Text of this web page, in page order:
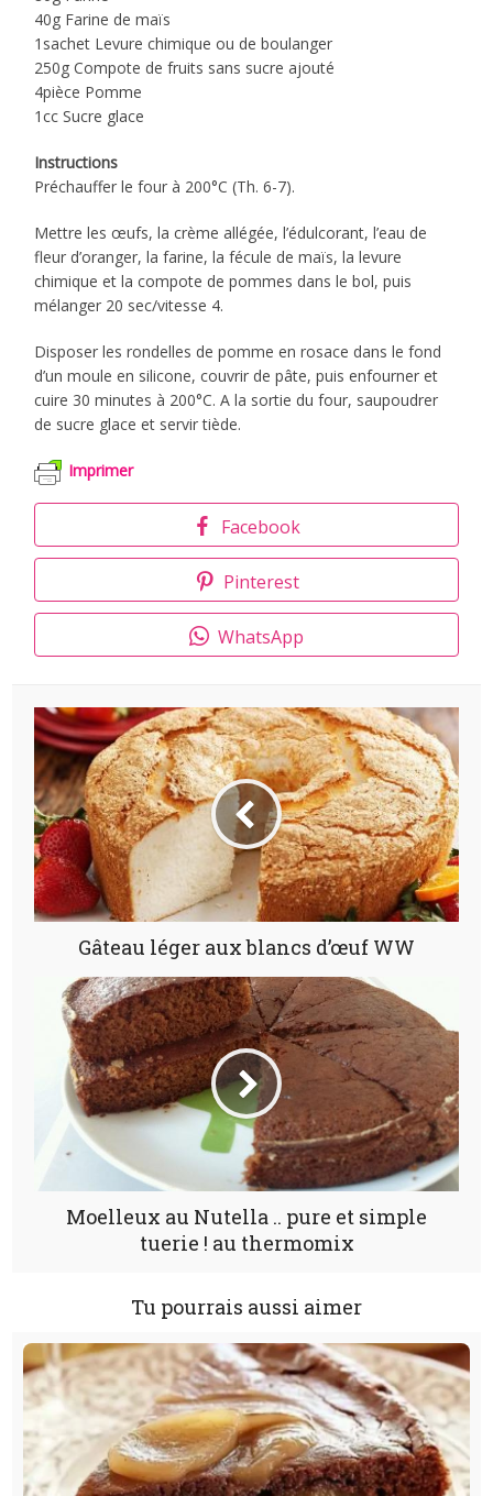
40g Farine de maïs
1sachet Levure chimique ou de boulanger
250g Compote de fruits sans sucre ajouté
4pièce Pomme
1cc Sucre glace
Instructions
Préchauffer le four à 200°C (Th. 6-7).
Mettre les œufs, la crème allégée, l’édulcorant, l’eau de
fleur d’oranger, la farine, la fécule de maïs, la levure
chimique et la compote de pommes dans le bol, puis
mélanger 20 sec/vitesse 4.
Disposer les rondelles de pomme en rosace dans le fond
d’un moule en silicone, couvrir de pâte, puis enfourner et
cuire 30 minutes à 200°C. A la sortie du four, saupoudrer
de sucre glace et servir tiède.
Imprimer
Facebook
Pinterest
WhatsApp
Gâteau léger aux blancs d’œuf WW
Moelleux au Nutella .. pure et simple
tuerie ! au thermomix
Tu pourrais aussi aimer